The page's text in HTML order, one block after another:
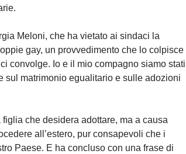
Meloni, che ha vietato ai sindaci la
gay, un provvedimento che lo colpisce
convolge. Io e il mio compagno siamo stati
sul matrimonio egualitario e sulle adozioni
che desidera adottare, ma a causa
all’estero, pur consapevoli che i
Paese. E ha concluso con una frase di